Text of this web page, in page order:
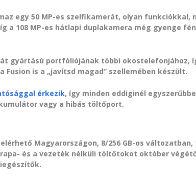
egy 50 MP-es szelfikamerát, olyan funkciókkal,
a 108 MP-es hátlapi duplakamera még gyenge
gyártású portfóliójának többi okostelefonjához,
Fusion is a „javítsd magad” szellemében készült.
érkezik, így minden eddiginél
vagy a hibás töltőport.
Magyarországon, 8/256 GB-os változatban,
és a vezeték nélküli töltőtokot október